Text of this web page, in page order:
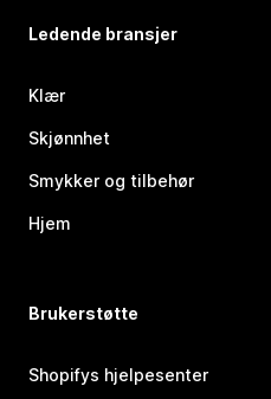
Ledende bransjer
Klær
Skjønnhet
Smykker og tilbehør
Hjem
Brukerstøtte
Shopifys hjelpesenter